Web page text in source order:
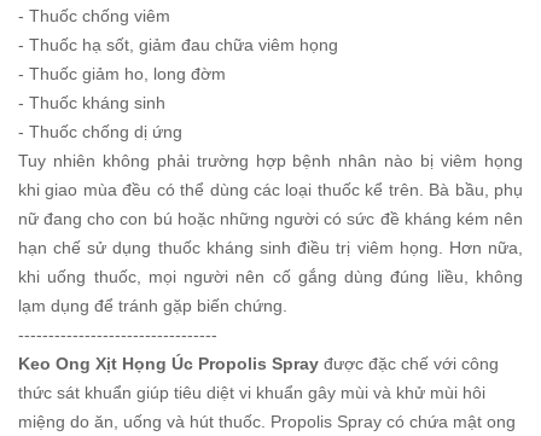
- Thuốc chống viêm
- Thuốc hạ sốt, giảm đau chữa viêm họng
- Thuốc giảm ho, long đờm
- Thuốc kháng sinh
- Thuốc chống dị ứng
Tuy nhiên không phải trường hợp bệnh nhân nào bị viêm họng
khi giao mùa đều có thể dùng các loại thuốc kể trên. Bà bầu, phụ
nữ đang cho con bú hoặc những người có sức đề kháng kém nên
hạn chế sử dụng thuốc kháng sinh điều trị viêm họng. Hơn nữa,
khi uống thuốc, mọi người nên cố gắng dùng đúng liều, không
lạm dụng để tránh gặp biến chứng.
---------------------------------
Keo Ong Xịt Họng Úc Propolis Spray được đặc chế với công
thức sát khuẩn giúp tiêu diệt vi khuẩn gây mùi và khử mùi hôi
miệng do ăn, uống và hút thuốc. Propolis Spray có chứa mật ong